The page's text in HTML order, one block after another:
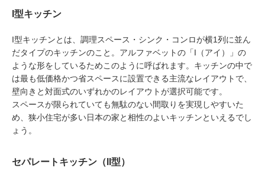
I型キッチン
I型キッチンとは、調理スペース・シンク・コンロが横1列に並ん
だタイプのキッチンのこと。アルファベットの「I（アイ）」の
ような形をしているためこのように呼ばれます。キッチンの中で
は最も低価格かつ省スペースに設置できる主流なレイアウトで、
壁向きと対面式のいずれかのレイアウトが選択可能です。
スペースが限られていても無駄のない間取りを実現しやすいた
め、狭小住宅が多い日本の家と相性のよいキッチンといえるでし
ょう。
セパレートキッチン（II型）